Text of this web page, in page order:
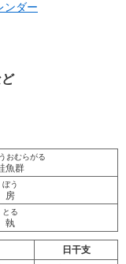
ンダー
おむらがる
魚群
ぼう
房
とる
執
日干支